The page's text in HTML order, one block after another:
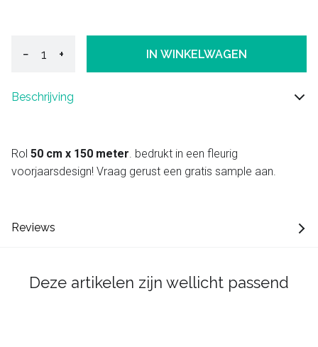
− + IN WINKELWAGEN
Beschrijving
Rol 50 cm x 150 meter. bedrukt in een fleurig
voorjaarsdesign! Vraag gerust een gratis sample aan.
Reviews
Deze artikelen zijn wellicht passend